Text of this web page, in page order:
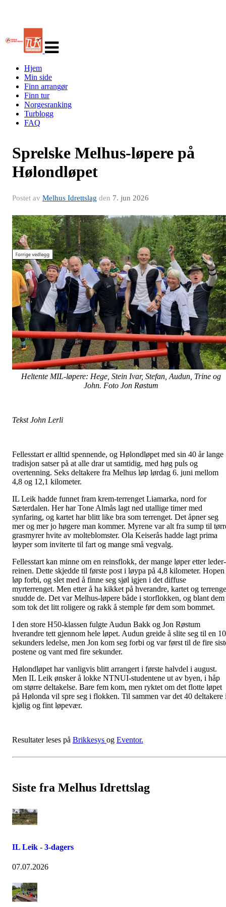
navigasjon
Hjem
Min side
Finn arrangør
Finn tur
Norgesranking
Turblogg
FAQ
Sprelske Melhus-løpere på
Hølondløpet
Postet av Melhus Idrettslag den 7. jun 2026
Heltente MIL-løpere: Hege, Stein Ivar, Stefan, Audun, Trine og
John. Foto Jon Røstum
Tekst John Lerli
Fellesstart er alltid spennende, og Hølondløpet med sin 40 år lange
tradisjon satser på at alle drar ut samtidig, med høg puls og
overtenning. Seks deltakere fra Melhus løp lørdag 6. juni mellom
4,8 og 12,1 kilometer.
IL Leik hadde funnet fram krem-terrenget Liamarka, nord for
Sæterdalen. Her har Tone Almås lagt ned utallige timer med
synfaring, og kartet har blitt like bra som terrenget. Det åpner seg
mer og mer jo høgere man kommer. Myrene var alt fra sump til
grasmyrer hvite av molteblomster. Ola Keiserås hadde lagt prima
løyper som inviterte til fart og mange små vegvalg.
Fellesstart kan minne om en reinsflokk, der mange løper etter leder-
reinen. Dette skjedde til første post i løypa på 4,8 kilometer. Hopen
løp forbi, og slet med å finne seg sjøl igjen i det diffuse
myrterrenget. Men etter å ha kikket på hverandre, kartet og
snudde de. Det var Melhus-løpere både i storflokken, og blant dem
som tok det litt roligere og rakk å stemple før dem som bommet.
I den store H50-klassen fulgte Audun Bakk og Jon Røstum
hverandre tett gjennom hele løpet. Audun greide å slite seg til en
sekunders ledelse, men Jon kom seg forbi og var først til de fire
postene og vant med fire sekunder.
Hølondløpet har vanligvis blitt arrangert i første halvdel i august.
Men IL Leik ønsker å lokke NTNUI-studentene ut av byen, i håp
om større deltakelse. Bare fem kom, men ryktet om det flotte løpet
på Hølonda vil spre seg i flokken. Til sammen var det 40 deltakere
kjølig og fint løpevær.
Resultater leses på Brikkesys og Eventor.
Siste fra Melhus Idrettslag
IL Leik - 3-dagers
07.07.2026